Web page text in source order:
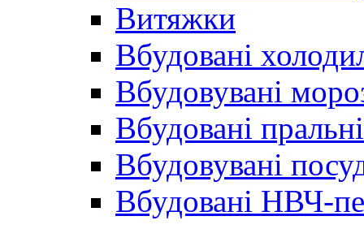
Витяжки
Вбудовані
Вбудовувані
Вбудовані
Вбудовувані
Вбудовані НВЧ-